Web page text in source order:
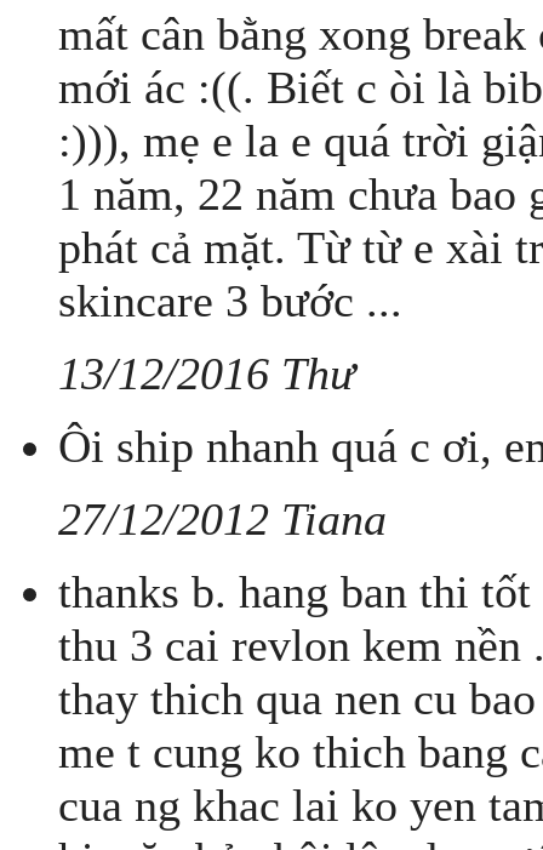
mất cân bằng xong
mới ác :((. Biết c òi là
:))), mẹ e la e quá trời
1 năm, 22 năm chưa bao
phát cả mặt. Từ từ e xài
skincare 3 bước ...
13/12/2016 Thư
Ôi ship nhanh quá c ơi,
27/12/2012 Tiana
thanks b. hang ban thi
thu 3 cai revlon kem nền
thay thich qua nen cu
me t cung ko thich bang
cua ng khac lai ko yen